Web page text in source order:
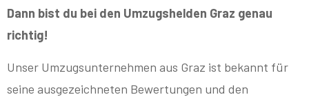
Dann bist du bei den Umzugshelden Graz genau
richtig!
Unser Umzugsunternehmen aus Graz ist bekannt für
seine ausgezeichneten Bewertungen und den